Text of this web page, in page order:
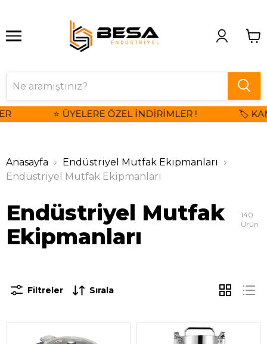
⭐ ÜYELERE ÖZEL İNDİRİMLER ! 🏷️
Anasayfa
Endüstriyel Mutfak Ekipmanları
Endüstriyel Mutfak Ekipmanları
Endüstriyel Mutfak
Ekipmanları
140
Ürün
Filtreler Sırala